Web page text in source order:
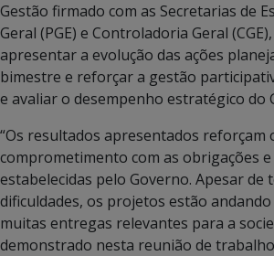
Gestão firmado com as Secretarias de
Geral (PGE) e Controladoria Geral
apresentar a evolução das ações
bimestre e reforçar a gestão
e avaliar o desempenho estratégico do
“Os resultados apresentados reforçam
comprometimento com as obrigações
estabelecidas pelo Governo. Apesar de
dificuldades, os projetos estão
muitas entregas relevantes para a
demonstrado nesta reunião de